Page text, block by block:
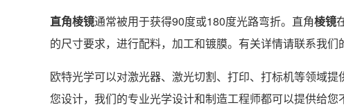
直角棱镜通常被用于获得90度或180度光路弯折。直角棱镜
的尺寸要求，进行配料，加工和镀膜。有关详情请联系我们
欧特光学可以对激光器、激光切割、打印、打标机等领域
您设计，我们的专业光学设计和制造工程师都可以提供给您